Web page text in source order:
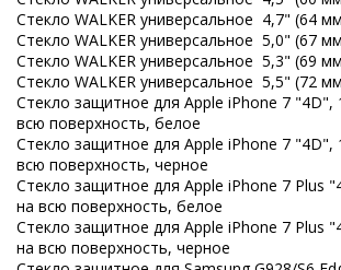
Стекло WALKER универсальное 4,7" (64
Стекло WALKER универсальное 5,0" (67
Стекло WALKER универсальное 5,3" (69
Стекло WALKER универсальное 5,5" (72
Стекло защитное для Apple iPhone 7 "4D",
всю поверхность, белое
Стекло защитное для Apple iPhone 7 "4D",
всю поверхность, черное
Стекло защитное для Apple iPhone 7 Plus
на всю поверхность, белое
Стекло защитное для Apple iPhone 7 Plus
на всю поверхность, черное